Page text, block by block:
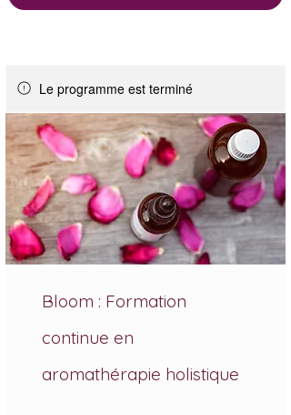
Le programme est terminé
Bloom : Formation
continue en
aromathérapie holistique